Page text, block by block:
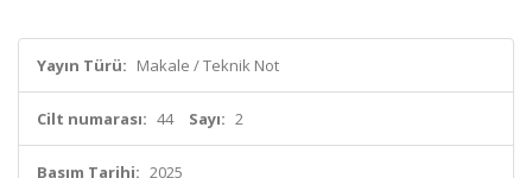
Yayın Türü: Makale / Teknik Not
Cilt numarası: 44 Sayı: 2
Basım Tarihi: 2025